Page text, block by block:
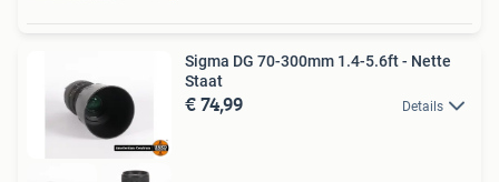
Sigma DG 70-300mm 1.4-5.6ft - Nette
Staat
€ 74,99 Details